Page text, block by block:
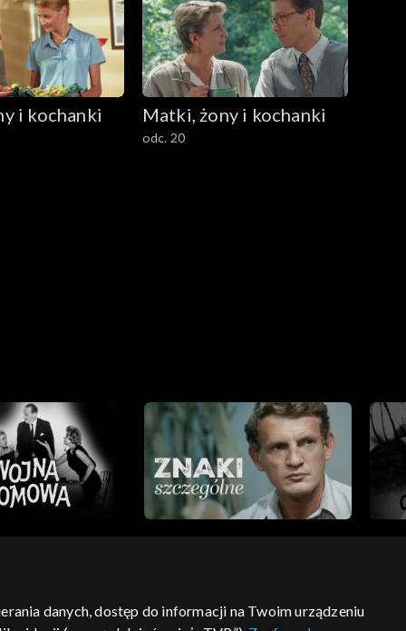
i kochanki Matki, żony i kochanki
odc. 20
danych, dostęp do informacji na Twoim urządzeniu